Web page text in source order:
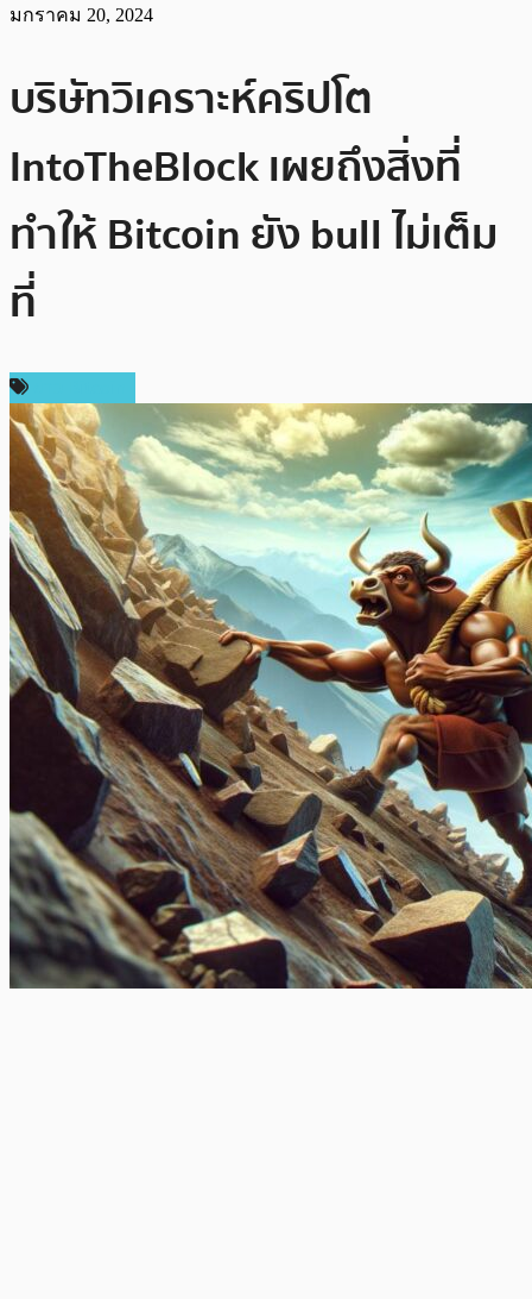
มกราคม 20, 2024
บริษัทวิเคราะห์คริปโต
IntoTheBlock เผยถึงสิ่งที่
ทำให้ Bitcoin ยัง bull ไม่เต็ม
ที่